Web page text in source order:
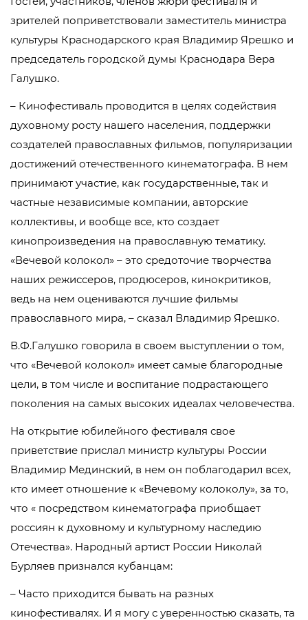
зрителей поприветствовали заместитель министра
культуры Краснодарского края Владимир Ярешко и
председатель городской думы Краснодара Вера
Галушко.
– Кинофестиваль проводится в целях содействия
духовному росту нашего населения, поддержки
создателей православных фильмов, популяризации
достижений отечественного кинематографа. В нем
принимают участие, как государственные, так и
частные независимые компании, авторские
коллективы, и вообще все, кто создает
кинопроизведения на православную тематику.
«Вечевой колокол» – это средоточие творчества
наших режиссеров, продюсеров, кинокритиков,
ведь на нем оцениваются лучшие фильмы
православного мира, – сказал Владимир Ярешко.
В.Ф.Галушко говорила в своем выступлении о том,
что «Вечевой колокол» имеет самые благородные
цели, в том числе и воспитание подрастающего
поколения на самых высоких идеалах человечества.
На открытие юбилейного фестиваля свое
приветствие прислал министр культуры России
Владимир Мединский, в нем он поблагодарил всех,
кто имеет отношение к «Вечевому колоколу», за то,
что « посредством кинематографа приобщает
россиян к духовному и культурному наследию
Отечества». Народный артист России Николай
Бурляев признался кубанцам:
– Часто приходится бывать на разных
кинофестивалях. И я могу с уверенностью сказать, та